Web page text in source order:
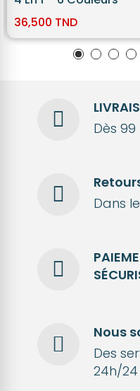
36,500 TND
Dès
Dans
Nous
Des
24h/